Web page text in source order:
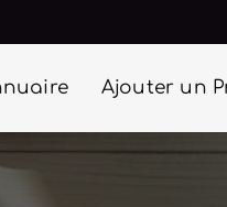
Ajouter un